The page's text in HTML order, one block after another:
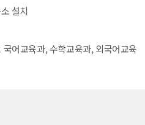
설치
국어교육과, 수학교육과, 외국어교육